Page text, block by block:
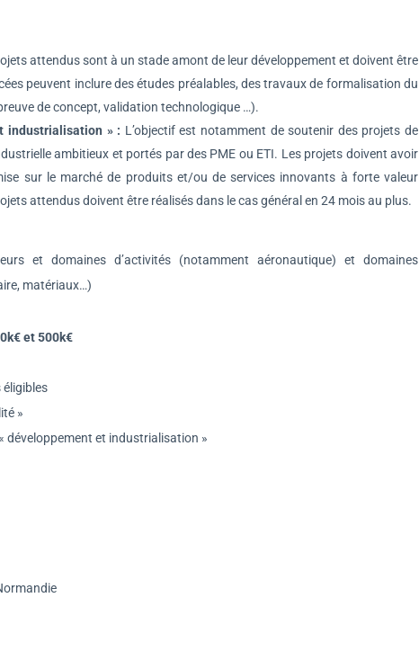
attendus sont à un stade amont de leur développement et doivent être
peuvent inclure des études préalables, des travaux de formalisation du
de concept, validation technologique …).
industrialisation » : L’objectif est notamment de soutenir des projets de
ambitieux et portés par des PME ou ETI. Les projets doivent avoir
sur le marché de produits et/ou de services innovants à forte valeur
attendus doivent être réalisés dans le cas général en 24 mois au plus.
et domaines d’activités (notamment aéronautique) et domaines
matériaux…)
et 500k€
éligibles
»
développement et industrialisation »